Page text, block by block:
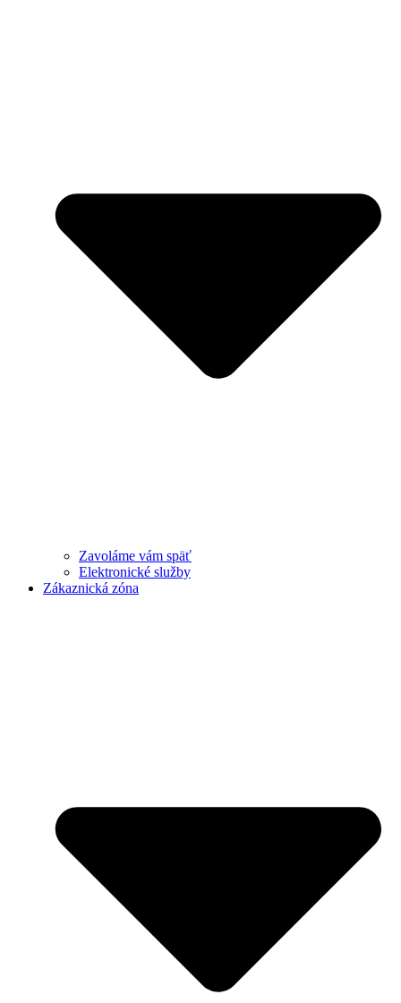
Zavoláme vám späť
Elektronické služby
Zákaznická zóna